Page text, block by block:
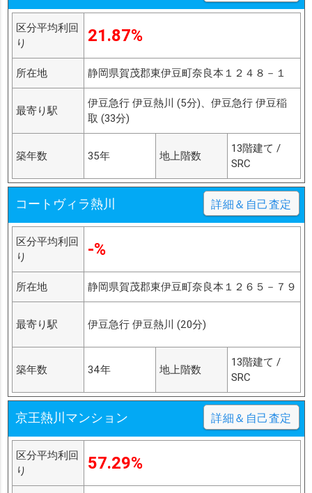
区分平均利回
り
21.87%
所在地 静岡県賀茂郡東伊豆町奈良本１２４８－１
最寄り駅
伊豆急行 伊豆熱川 (5分)、伊豆急行 伊豆稲
取 (33分)
築年数 35年 地上階数
13階建て /
SRC
コートヴィラ熱川 詳細＆自己査定
区分平均利回
り
-%
所在地 静岡県賀茂郡東伊豆町奈良本１２６５－７９
最寄り駅 伊豆急行 伊豆熱川 (20分)
築年数 34年 地上階数
13階建て /
SRC
京王熱川マンション 詳細＆自己査定
区分平均利回
り
57.29%